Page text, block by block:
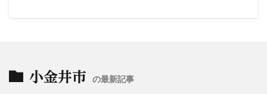
小金井市 の最新記事